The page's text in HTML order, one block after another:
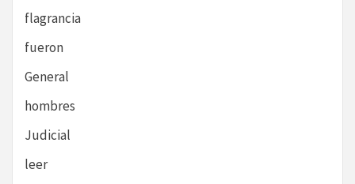
flagrancia
fueron
General
hombres
Judicial
leer